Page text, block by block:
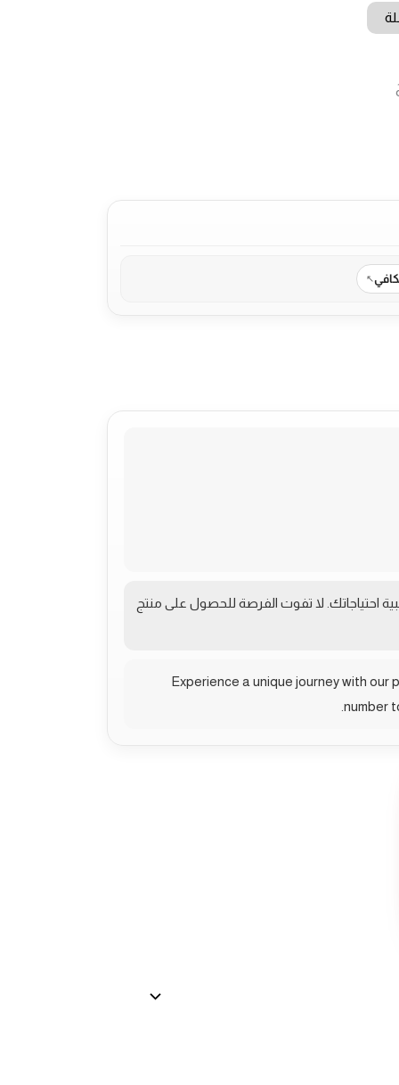
زيادة العدد لتلبية احتياجاتك. لا تفوت الفرصة للحصول على منتج
Experience a unique journey with our
number